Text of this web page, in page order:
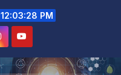
12:03:30 PM